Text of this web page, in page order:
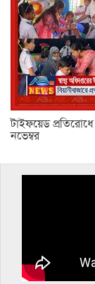
টাইফয়েড
নভেম্বর